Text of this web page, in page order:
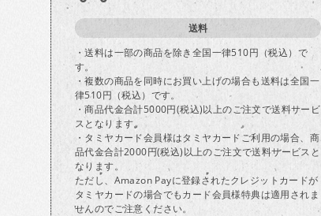
送料
・送料は一部の商品を除き全国一律510円（税込）で
す。
・複数の商品を同時にお買い上げの場合も送料は全国一
律510円（税込）です。
・商品代金合計5000円(税込)以上のご注文で送料サービ
スとなります。
・タミヤカード会員様はタミヤカードご利用の場合、商
品代金合計2000円(税込)以上のご注文で送料サービスと
なります。
ただし、Amazon Payに登録されたクレジットカードが
タミヤカードの場合でもカード会員様特典は適用されま
せんのでご注意ください。